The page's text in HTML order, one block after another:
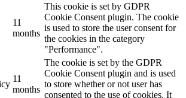
11
months
This cookie is set by GDPR
Cookie Consent plugin. The cookie
is used to store the user consent for
the cookies in the category
"Performance".
11
months
The cookie is set by the GDPR
Cookie Consent plugin and is used
to store whether or not user has
consented to the use of cookies. It